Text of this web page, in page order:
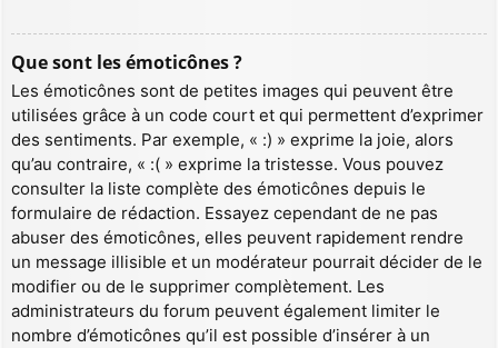
Que sont les émoticônes ?
Les émoticônes sont de petites images qui peuvent être
utilisées grâce à un code court et qui permettent d’exprimer
des sentiments. Par exemple, « :) » exprime la joie, alors
qu’au contraire, « :( » exprime la tristesse. Vous pouvez
consulter la liste complète des émoticônes depuis le
formulaire de rédaction. Essayez cependant de ne pas
abuser des émoticônes, elles peuvent rapidement rendre
un message illisible et un modérateur pourrait décider de le
modifier ou de le supprimer complètement. Les
administrateurs du forum peuvent également limiter le
nombre d’émoticônes qu’il est possible d’insérer à un